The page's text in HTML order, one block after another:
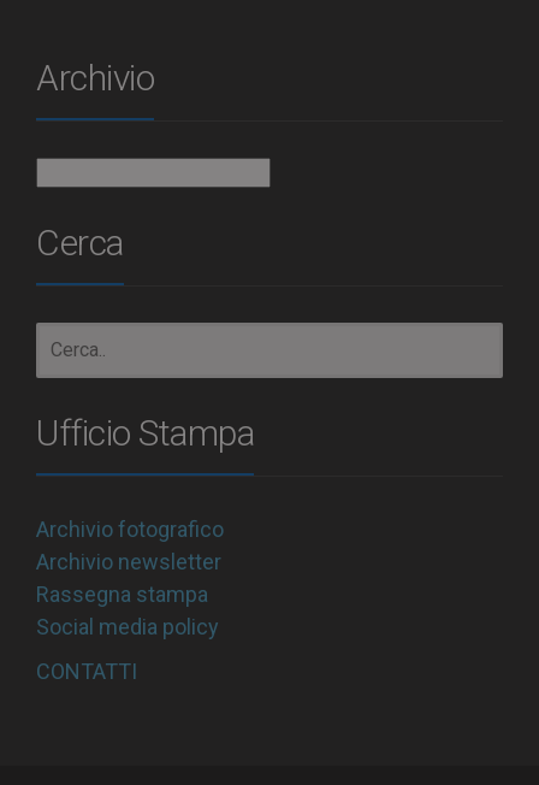
Archivio
Cerca
Ufficio Stampa
Archivio fotografico
Archivio newsletter
Rassegna stampa
Social media policy
CONTATTI